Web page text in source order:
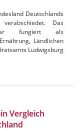
Deutschlands
Das
fungiert als
Ländlichen
Ludwigsburg
Vergleich